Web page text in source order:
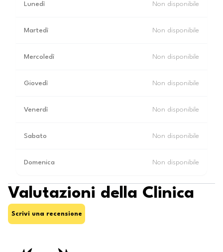
Lunedì Non disponibile
Martedì Non disponibile
Mercoledì Non disponibile
Giovedì Non disponibile
Venerdì Non disponibile
Sabato Non disponibile
Domenica Non disponibile
Valutazioni della Clinica
Scrivi una recensione